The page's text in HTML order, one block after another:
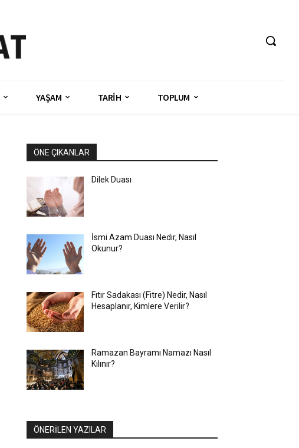
YAŞAM TARİH TOPLUM
ÖNE ÇIKANLAR
Dilek Duası
İsmi Azam Duası Nedir, Nasıl
Okunur?
Fıtır Sadakası (Fitre) Nedir, Nasıl
Hesaplanır, Kimlere Verilir?
Ramazan Bayramı Namazı Nasıl
Kılınır?
ÖNERİLEN YAZILAR